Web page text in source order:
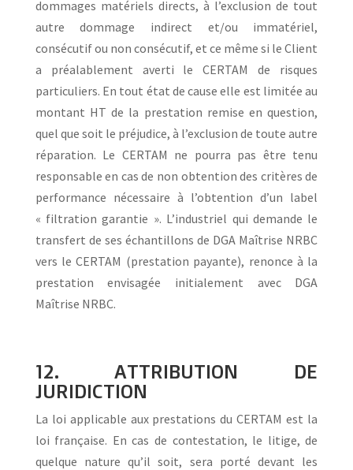
dommages matériels directs, à l’exclusion de tout
autre dommage indirect et/ou immatériel,
consécutif ou non consécutif, et ce même si le Client
a préalablement averti le CERTAM de risques
particuliers. En tout état de cause elle est limitée au
montant HT de la prestation remise en question,
quel que soit le préjudice, à l’exclusion de toute autre
réparation. Le CERTAM ne pourra pas être tenu
responsable en cas de non obtention des critères de
performance nécessaire à l’obtention d’un label
« filtration garantie ». L’industriel qui demande le
transfert de ses échantillons de DGA Maîtrise NRBC
vers le CERTAM (prestation payante), renonce à la
prestation envisagée initialement avec DGA
Maîtrise NRBC.
12. ATTRIBUTION DE
JURIDICTION
La loi applicable aux prestations du CERTAM est la
loi française. En cas de contestation, le litige, de
quelque nature qu’il soit, sera porté devant les